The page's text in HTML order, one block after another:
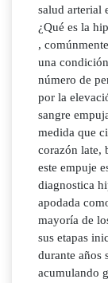
salud arterial
¿Qué es la
,
una
número de
por la
sangre
medida que
corazón late,
este empuje
diagnostica
apodada
mayoría de
sus etapas
durante años
acumulando